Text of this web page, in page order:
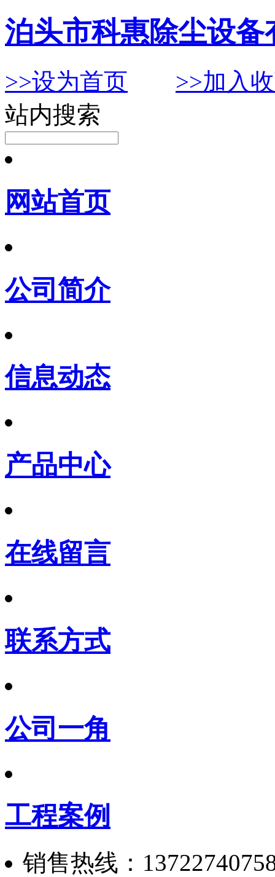
泊头市科惠除尘设备
>>设为首页
>>加入
站内搜索
网站首页
公司简介
信息动态
产品中心
在线留言
联系方式
公司一角
工程案例
销售热线：